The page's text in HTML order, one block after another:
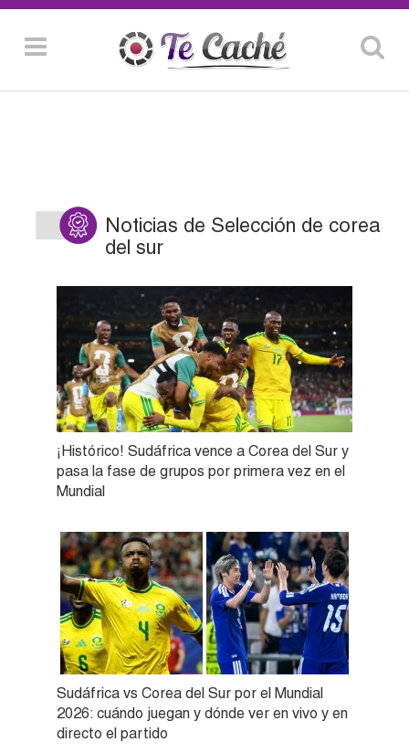
Noticias de Selección de corea
del sur
¡Histórico! Sudáfrica vence a Corea del Sur y
pasa la fase de grupos por primera vez en el
Mundial
Sudáfrica vs Corea del Sur por el Mundial
2026: cuándo juegan y dónde ver en vivo y en
directo el partido